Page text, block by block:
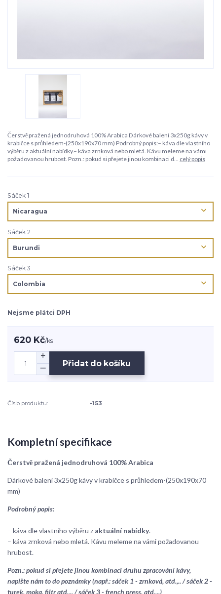
Čerstvě pražená jednodruhová 100% Arabica Dárkové balení 3x250g kávy v
krabičce s průhledem-(250x190x70 mm) Podrobný popis:– káva dle vlastního
výběru z aktuální nabídky.– káva zrnková nebo mletá. Kávu meleme na vámi
požadovanou hrubost. Pozn.: pokud si přejete jinou kombinaci d... celý popis
Sáček 1
Sáček 2
Sáček 3
Nejsme plátci DPH
620 Kč/ks
Přidat do košíku
Číslo produktu: -153
Kompletní specifikace
Čerstvě pražená jednodruhová 100% Arabica
Dárkové balení 3x250g kávy v krabičce s průhledem-(250x190x70
mm)
Podrobný popis:
– káva dle vlastního výběru z aktuální nabídky.
– káva zrnková nebo mletá. Kávu meleme na vámi požadovanou
hrubost.
Pozn.: pokud si přejete jinou kombinaci druhu zpracování kávy,
napište nám to do poznámky (např.: sáček 1 - zrnková, atd.,.. / sáček 2 -
turek, moka, filtr atd.,.. / sáček 3 - french press, atd.,..)